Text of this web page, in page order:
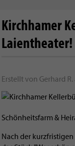
Kirchhamer
Laientheater!
Erstellt von Gerhard R.
Schönheitsfarm &
Nach der